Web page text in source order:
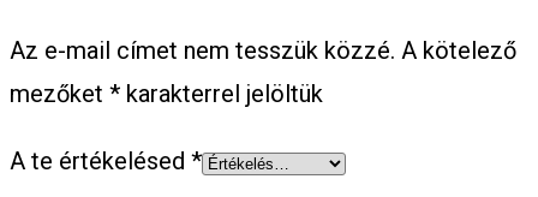
Az e-mail címet nem tesszük közzé. A kötelező
mezőket * karakterrel jelöltük
A te értékelésed *